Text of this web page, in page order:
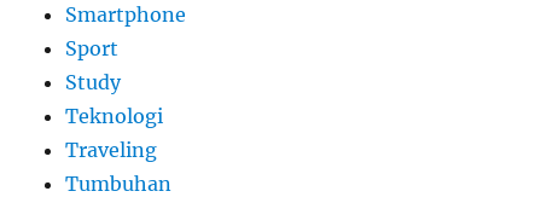
Smartphone
Sport
Study
Teknologi
Traveling
Tumbuhan